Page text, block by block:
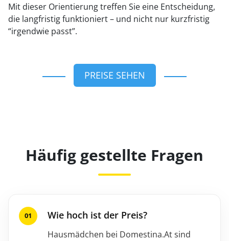
Mit dieser Orientierung treffen Sie eine Entscheidung,
die langfristig funktioniert – und nicht nur kurzfristig
“irgendwie passt”.
PREISE SEHEN
Häufig gestellte Fragen
Wie hoch ist der Preis?
Hausmädchen bei Domestina.At sind